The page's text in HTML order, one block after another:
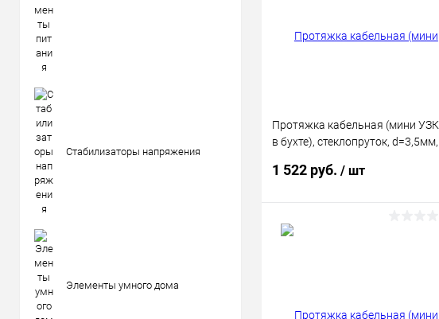
Стабилизаторы напряжения
Элементы умного дома
Протяжка кабельная (мини УЗК
в бухте), стеклопруток, d=3,5мм,
1 522 руб. / шт